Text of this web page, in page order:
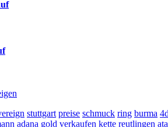
stuttgart preise schmuck ring burma
adana gold verkaufen kette reutlingen ata